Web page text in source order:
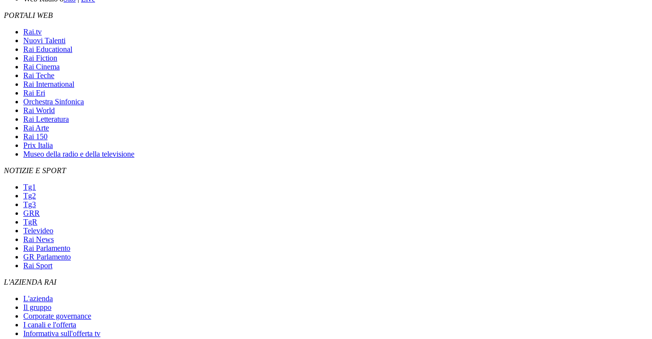
PORTALI WEB
Rai.tv
Nuovi Talenti
Rai Educational
Rai Fiction
Rai Cinema
Rai Teche
Rai International
Rai Eri
Orchestra Sinfonica
Rai World
Rai Letteratura
Rai Arte
Rai 150
Prix Italia
Museo della radio e della televisione
NOTIZIE E SPORT
Tg1
Tg2
Tg3
GRR
TgR
Televideo
Rai News
Rai Parlamento
GR Parlamento
Rai Sport
L'AZIENDA RAI
L'azienda
Il gruppo
Corporate governance
I canali e l'offerta
Informativa sull'offerta tv